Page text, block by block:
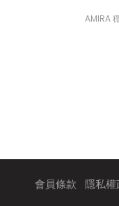
AMIRA
會員條款 隱私權